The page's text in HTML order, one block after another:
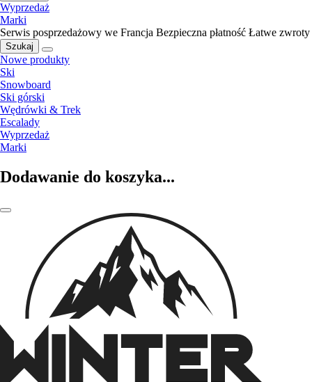
Wyprzedaż
Marki
Serwis posprzedażowy we Francja Bezpieczna płatność Łatwe zwroty
Szukaj
Nowe produkty
Ski
Snowboard
Ski górski
Wędrówki & Trek
Escalady
Wyprzedaż
Marki
Dodawanie do koszyka...